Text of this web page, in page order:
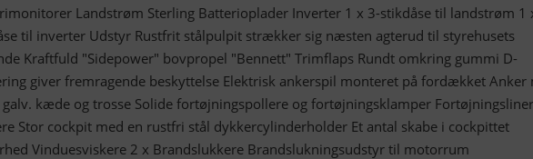
Landstrøm Sterling Batterioplader Inverter 1 x 3-stikdåse til landstrøm 1
til inverter Udstyr Rustfrit stålpulpit strækker sig næsten agterud til styrehusets
Kraftfuld "Sidepower" bovpropel "Bennett" Trimflaps Rundt omkring gummi D-
giver fremragende beskyttelse Elektrisk ankerspil monteret på fordækket Anker
kæde og trosse Solide fortøjningspollere og fortøjningsklamper
Stor cockpit med en rustfri stål dykkercylinderholder Et antal skabe i cockpittet
Vinduesviskere 2 x Brandslukkere Brandslukningsudstyr til motorrum